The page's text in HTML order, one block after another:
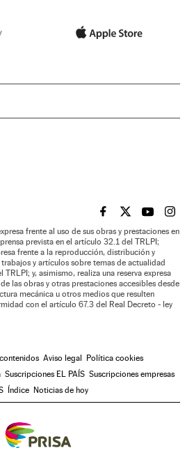
EL PAÍS BRASIL EN
EL PAÍSEL PAÍS
EL
frente al uso de sus obras y prestaciones en
prevista en el artículo 32.1 del TRLPI;
frente a la reproducción, distribución y
y artículos sobre temas de actualidad
y, asimismo, realiza una reserva expresa
las obras y otras prestaciones accesibles desde
mecánica u otros medios que resulten
con el artículo 67.3 del Real Decreto - ley
Aviso legal
Política cookies
Suscripciones EL PAÍS Suscripciones empresas
Índice Noticias de hoy